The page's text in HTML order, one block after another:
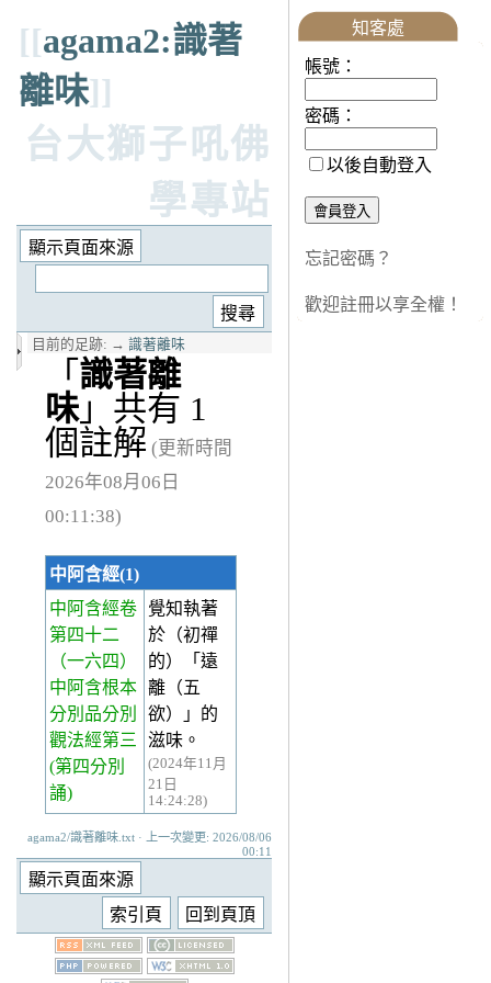
[[agama2:識著
離味]]
台大獅子吼佛
學專站
目前的足跡: → 識著離味
「 識著離
味」共有 1
個註解 (更新時間
2026年08月06日
00:11:38)
中阿含經(1)
中阿含經卷
第四十二
（一六四）
中阿含根本
分別品分別
觀法經第三
(第四分別
誦)
覺知執著
於（初禪
的）「遠
離（五
欲）」的
滋味。
(2024年11月
21日
14:24:28)
agama2/識著離味.txt · 上一次變更: 2026/08/06
00:11
知客處
帳號：
密碼：
以後自動登入
忘記密碼？
歡迎註冊以享全權！